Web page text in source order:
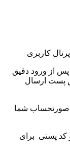
کاربری
از ورود دقیق
پست ارسال
صورتحساب شما
کد پستی برای